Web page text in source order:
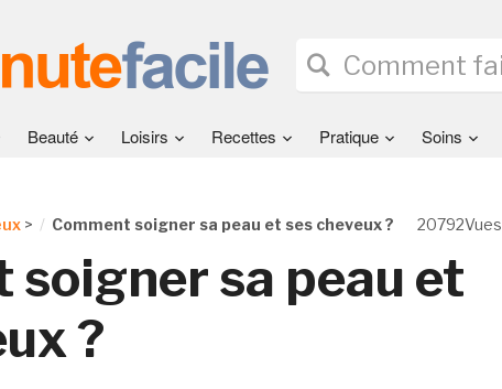
Beauté Loisirs Recettes Pratique Soins
20792Vues
> Comment soigner sa peau et ses cheveux ?
soigner sa peau et
?